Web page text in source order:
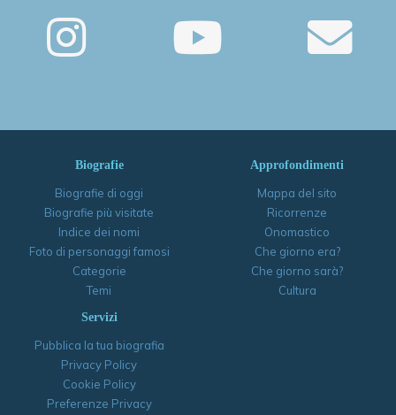
Biografie
Biografie di oggi
Biografie più visitate
Indice dei nomi
Foto di personaggi famosi
Categorie
Temi
Approfondimenti
Mappa del sito
Ricorrenze
Onomastico
Che giorno era?
Che giorno sarà?
Cultura
Servizi
Pubblica la tua biografia
Privacy Policy
Cookie Policy
Preferenze Privacy